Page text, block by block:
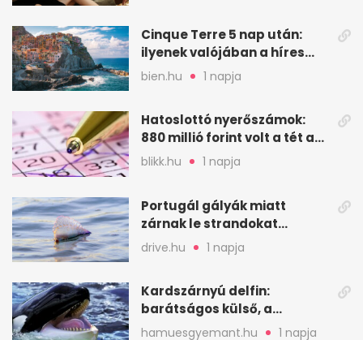
Cinque Terre 5 nap után:
ilyenek valójában a híres
olasz falvak
bien.hu 1 napja
Hatoslottó nyerőszámok:
880 millió forint volt a tét a
32. héten
blikk.hu 1 napja
Portugál gályák miatt
zárnak le strandokat
Spanyolország északi
drive.hu 1 napja
Kardszárnyú delfin:
barátságos külső, a
tápláléklánc csúcsán
hamuesgyemant.hu 1 napja